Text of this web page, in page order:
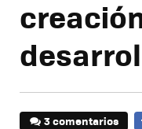
3 comentarios